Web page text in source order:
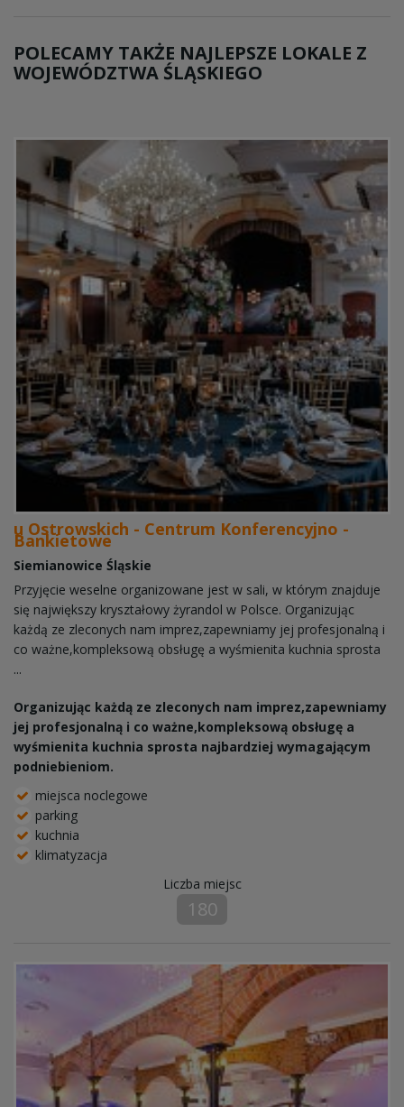
POLECAMY TAKŻE NAJLEPSZE LOKALE Z
WOJEWÓDZTWA ŚLĄSKIEGO
u Ostrowskich - Centrum Konferencyjno -
Bankietowe
Siemianowice Śląskie
Przyjęcie weselne organizowane jest w sali, w którym znajduje
się największy kryształowy żyrandol w Polsce. Organizując
każdą ze zleconych nam imprez,zapewniamy jej profesjonalną i
co ważne,kompleksową obsługę a wyśmienita kuchnia sprosta
...
Organizując każdą ze zleconych nam imprez,zapewniamy
jej profesjonalną i co ważne,kompleksową obsługę a
wyśmienita kuchnia sprosta najbardziej wymagającym
podniebieniom.
miejsca noclegowe
parking
kuchnia
klimatyzacja
Liczba miejsc
180